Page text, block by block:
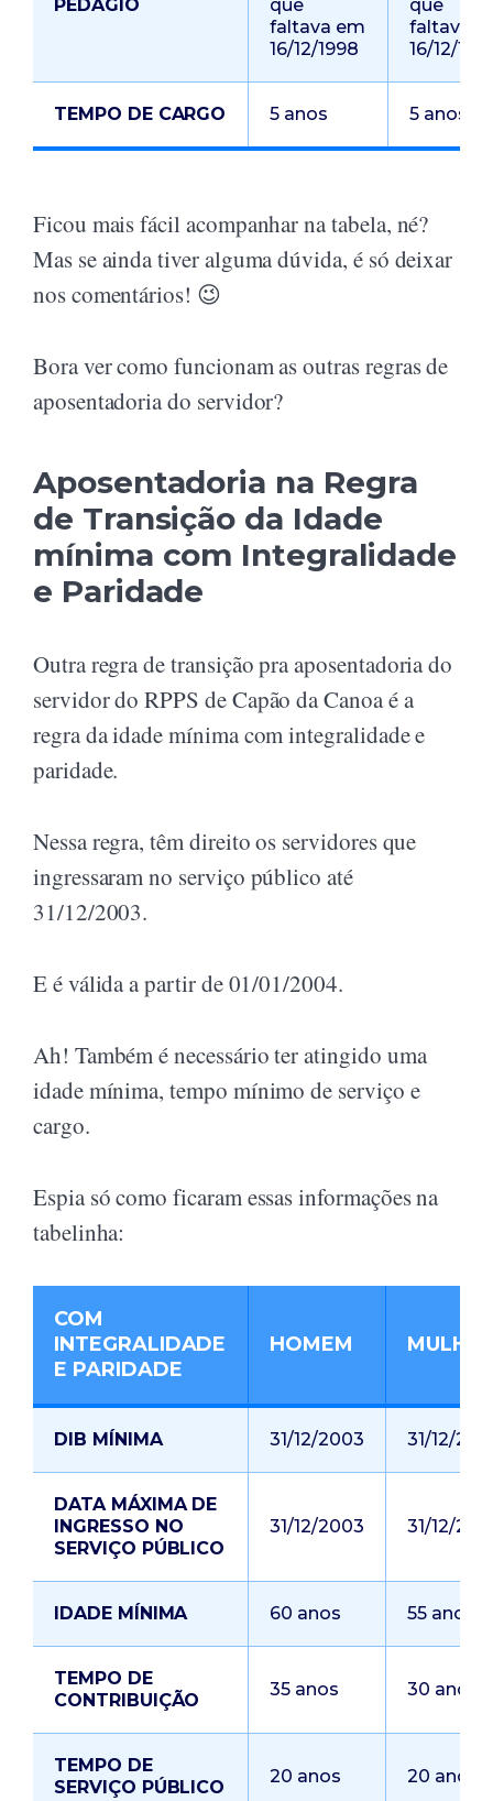
PEDÁGIO
que
faltava em
16/12/1998
que
faltava
16/12/
TEMPO DE CARGO 5 anos 5 anos
Ficou mais fácil acompanhar na tabela, né?
Mas se ainda tiver alguma dúvida, é só deixar
nos comentários! 😉
Bora ver como funcionam as outras regras de
aposentadoria do servidor?
Aposentadoria na Regra
de Transição da Idade
mínima com Integralidade
e Paridade
Outra regra de transição pra aposentadoria do
servidor do RPPS de Capão da Canoa é a
regra da idade mínima com integralidade e
paridade.
Nessa regra, têm direito os servidores que
ingressaram no serviço público até
31/12/2003.
E é válida a partir de 01/01/2004.
Ah! Também é necessário ter atingido uma
idade mínima, tempo mínimo de serviço e
cargo.
Espia só como ficaram essas informações na
tabelinha:
COM
INTEGRALIDADE
E PARIDADE
HOMEM
DIB MÍNIMA 31/12/2003 31/12/
DATA MÁXIMA DE
INGRESSO NO
SERVIÇO PÚBLICO
31/12/2003 31/12/
IDADE MÍNIMA 60 anos 55 anos
TEMPO DE
CONTRIBUIÇÃO
35 anos 30 anos
TEMPO DE
SERVIÇO PÚBLICO
20 anos 20 anos